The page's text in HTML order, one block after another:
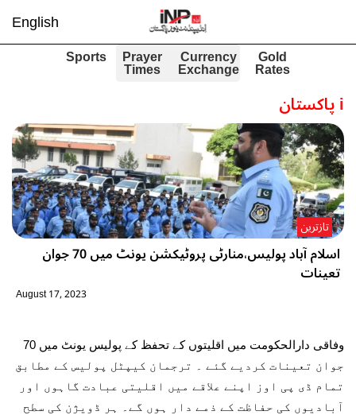
English
Gold
Rates
Currency
Exchange
Prayer
Times
Sports
iپاکستان
اسلام آباد پولیس،منارٹی پروٹیکشن یونٹ میں 70 جوان
تعینات
تازترین
August 17, 2023
وفاقی دارالحکومت میں اقلیتوں کے تحفظ کے پولیس یونٹ میں 70
جوان تعینات کردیے گئے ۔ ترجمان کیپٹل پولیس کے مطابق
تمام ڈی پی اوز اپنے علاقے میں اقلیتی عبادت گاہوں اور
آبادیوں کی حفاظت کے ذمے دار ہوں گے۔ ہر ڈویژن کی سطح